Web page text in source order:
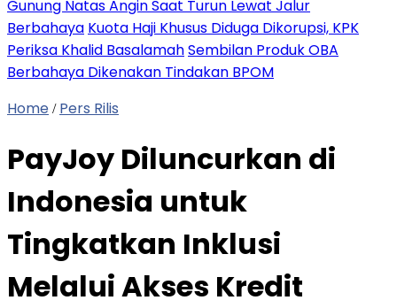
Gunung Natas Angin Saat Turun Lewat Jalur
Berbahaya Kuota Haji Khusus Diduga Dikorupsi, KPK
Periksa Khalid BasalamahSembilan Produk OBA
Berbahaya Dikenakan Tindakan BPOM
Home / Pers Rilis
PayJoy Diluncurkan di
Indonesia untuk
Tingkatkan Inklusi
Melalui Akses Kredit